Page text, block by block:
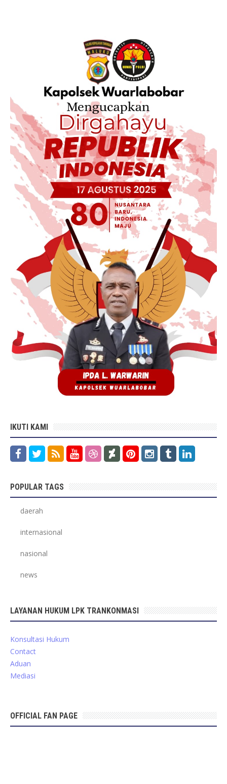
IKUTI KAMI
POPULAR TAGS
daerah
internasional
nasional
news
LAYANAN HUKUM LPK TRANKONMASI
Konsultasi Hukum
Contact
Aduan
Mediasi
OFFICIAL FAN PAGE